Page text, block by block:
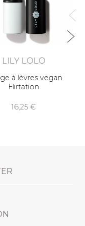
LILY LOLO
à lèvres vegan
Flirtation
16,25